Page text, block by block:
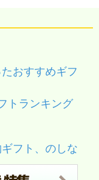
おすすめギフ
トランキング
フト、のしな